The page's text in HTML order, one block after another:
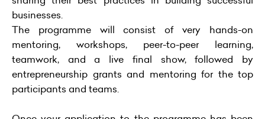
businesses.
The programme will consist of very hands-on
mentoring, workshops, peer-to-peer learning,
teamwork, and a live final show, followed by
entrepreneurship grants and mentoring for the top
participants and teams.